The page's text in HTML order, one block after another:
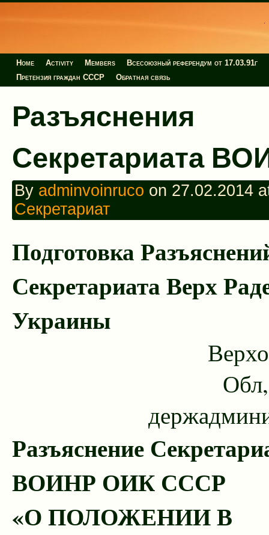
Home Activity Members Всесоюзный референдум от 17.03.91г
Претензия граждан СССР
Обратная связь
Разъяснения
Секретариата
By adminvoinruco on 27.02.2014
Секретариат
Подготовка
Секретариата Верх
Украины
Разъяснение
ВОИНР ОИК СССР
«О ПОЛОЖЕНИИ В